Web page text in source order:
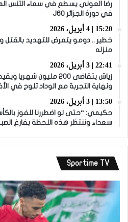
رضا العوني يسطع في سماء التنس
في دورة الجزائر J60
15:20 | 4 أبريل، 2026
خطير .. دومو يتعرض للتهديد بالقتل
منزله
22:41 | 3 أبريل، 2026
ونهاية التجربة مع الوداد تلوح في
13:50 | 3 أبريل، 2026
حكيمي: “حتى لو اضطررنا للفوز
سعداء وننتظر هذه اللحظة بفارغ
Sportime TV